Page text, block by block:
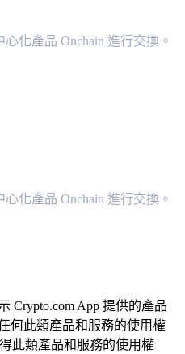
化產品 Onchain 進行交換。
化產品 Onchain 進行交換。
Crypto.com App 提供的產品
何此類產品和服務的使用權
此類產品和服務的使用權